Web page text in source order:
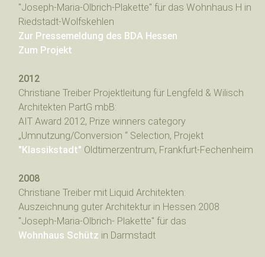
"Joseph-Maria-Olbrich-Plakette" für das Wohnhaus H in
Riedstadt-Wolfskehlen
Zur Pressemeldung des BDA Hessen
Zum Projekt
2012
Christiane Treiber Projektleitung für Lengfeld & Wilisch
Architekten PartG mbB:
AIT Award 2012, Prize winners category
„Umnutzung/Conversion “ Selection, Projekt
"Klassikstadt" Oldtimerzentrum, Frankfurt-Fechenheim
2008
Christiane Treiber mit Liquid Architekten:
Auszeichnung guter Architektur in Hessen 2008
"Joseph-Maria-Olbrich- Plakette" für das
Wohnhaus Schütz in Darmstadt